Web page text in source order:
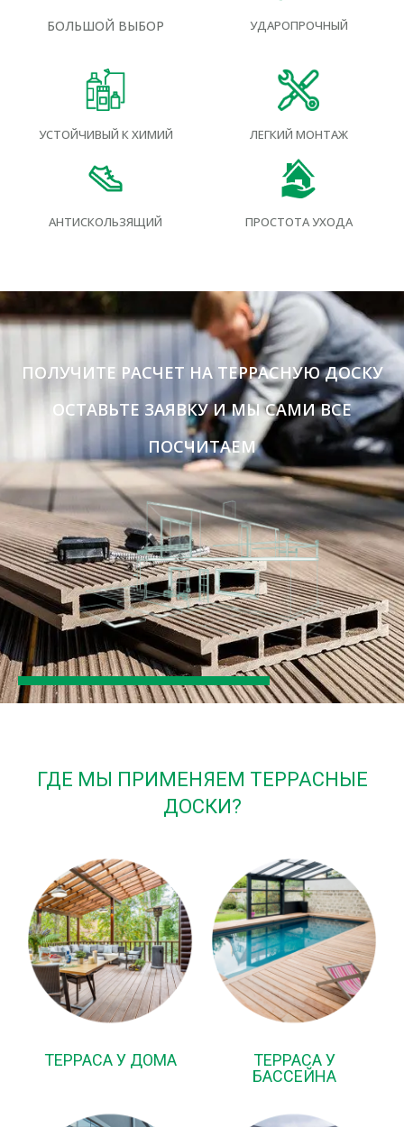
БОЛЬШОЙ ВЫБОР УДАРОПРОЧНЫЙ
УСТОЙЧИВЫЙ К ХИМИЙ ЛЕГКИЙ МОНТАЖ
АНТИСКОЛЬЗЯЩИЙ ПРОСТОТА УХОДА
ПОЛУЧИТЕ РАСЧЕТ НА ТЕРРАСНУЮ ДОСКУ
ОСТАВЬТЕ ЗАЯВКУ И МЫ САМИ ВСЕ
ПОСЧИТАЕМ
ГДЕ МЫ ПРИМЕНЯЕМ ТЕРРАСНЫЕ
ДОСКИ?
ТЕРРАСА У ДОМА
ТЕРРАСА У
БАССЕЙНА